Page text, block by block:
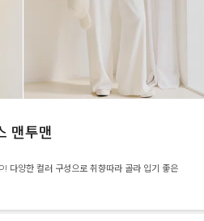
맨투맨
다양한 컬러 구성으로 취향따라 골라 입기 좋은